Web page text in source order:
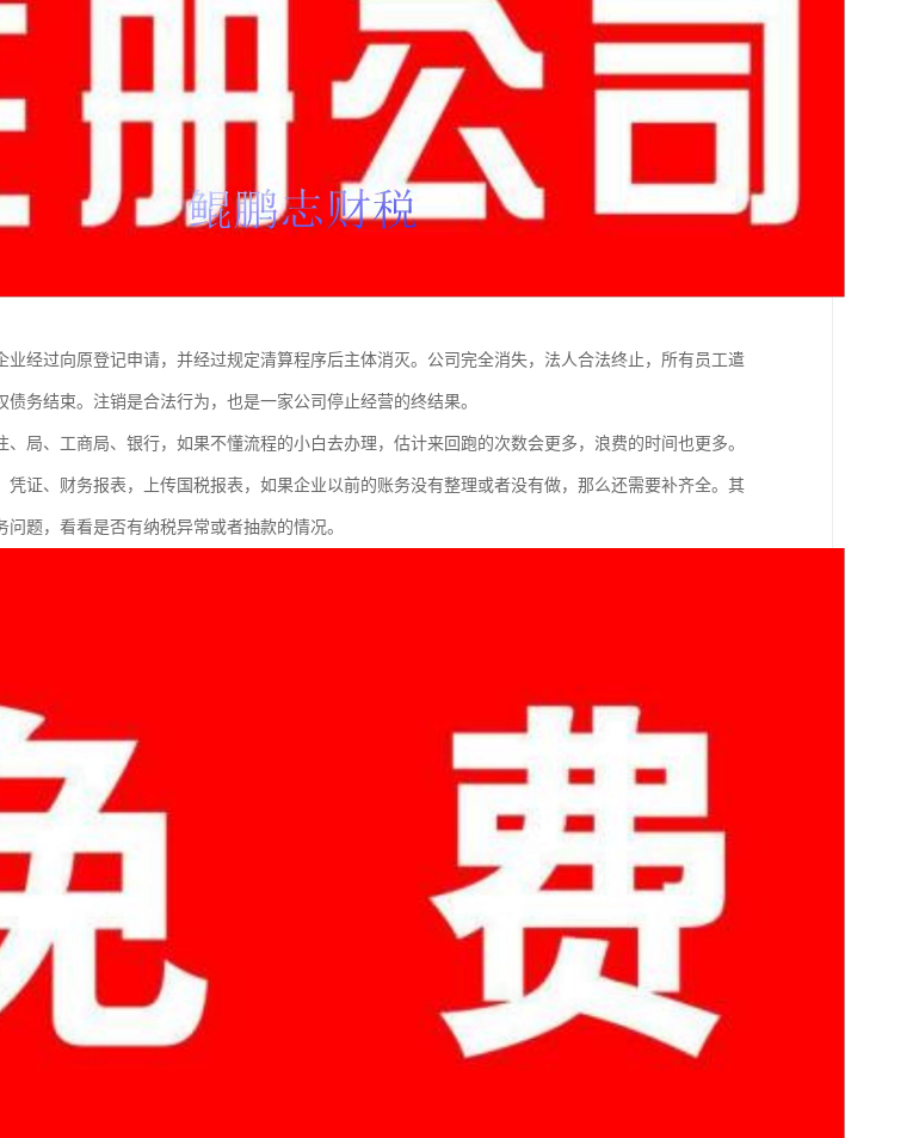
业经过向原登记申请，并经过规定清算程序后主体消灭。公司完全消失，法人合法终止，所有员工遣
务结束。注销是合法行为，也是一家公司停止经营的终结果。
局、工商局、银行，如果不懂流程的小白去办理，估计来回跑的次数会更多，浪费的时间也更多。
凭证、财务报表，上传国税报表，如果企业以前的账务没有整理或者没有做，那么还需要补齐全。其
题，看看是否有纳税异常或者抽款的情况。